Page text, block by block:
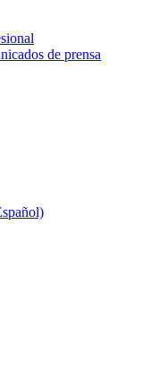
de prensa